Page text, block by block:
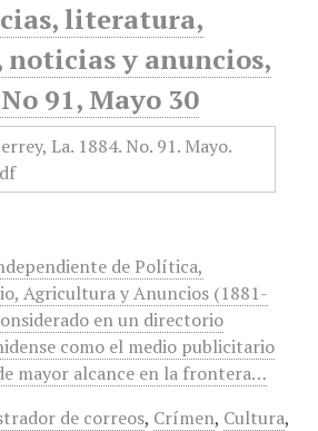
literatura,
noticias y anuncios,
91, Mayo 30
de Política,
Agricultura y Anuncios (1881-
en un directorio
como el medio publicitario
mayor alcance en la frontera…
de correos, Crímen, Cultura,